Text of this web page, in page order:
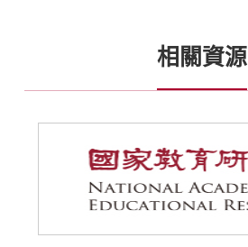
相關資源